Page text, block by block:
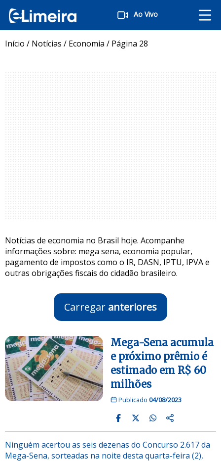
Ao Vivo
Início / Notícias / Economia / Página 28
Notícias de economia no Brasil hoje. Acompanhe
informações sobre: mega sena, economia popular,
pagamento de impostos como o IR, DASN, IPTU, IPVA e
outras obrigações fiscais do cidadão brasileiro.
Carregar anteriores
Mega-Sena acumula
e próximo prêmio é
estimado em R$ 60
milhões
Publicado 04/08/2023
Ninguém acertou as seis dezenas do Concurso 2.617 da
Mega-Sena, sorteadas na noite desta quarta-feira (2),